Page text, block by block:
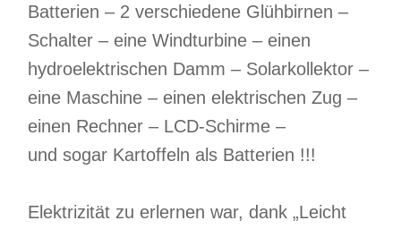
Batterien – 2 verschiedene Glühbirnen –
Schalter – eine Windturbine – einen
hydroelektrischen Damm – Solarkollektor –
eine Maschine – einen elektrischen Zug –
einen Rechner – LCD-Schirme –
und sogar Kartoffeln als Batterien !!!
Elektrizität zu erlernen war, dank „Leicht